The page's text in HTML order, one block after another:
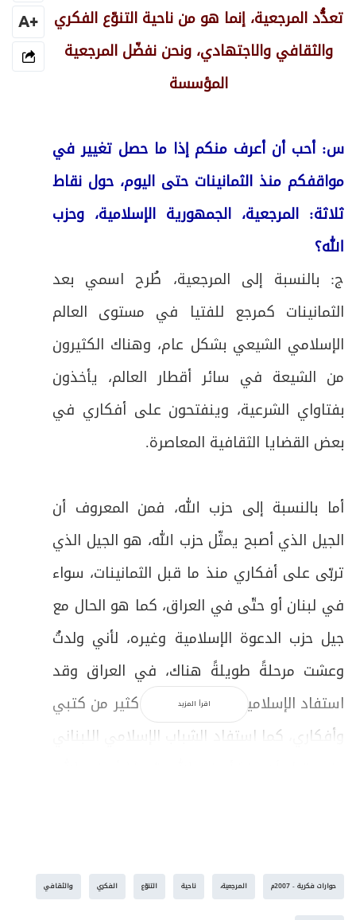
تعدُّد المرجعية، إنما هو من ناحية التنوّع الفكري
والثقافي والاجتهادي، ونحن نفضّل المرجعية
المؤسسة
س: أحب أن أعرف منكم إذا ما حصل تغيير في
مواقفكم منذ الثمانينات حتى اليوم، حول نقاط
ثلاثة: المرجعية، الجمهورية الإسلامية، وحزب
الله؟
ج: بالنسبة إلى المرجعية، طُرح اسمي بعد
الثمانينات كمرجع للفتيا في مستوى العالم
الإسلامي الشيعي بشكل عام، وهناك الكثيرون
من الشيعة في سائر أقطار العالم، يأخذون
بفتاواي الشرعية، وينفتحون على أفكاري في
بعض القضايا الثقافية المعاصرة.
أما بالنسبة إلى حزب الله، فمن المعروف أن
الجيل الذي أصبح يمثّل حزب الله، هو الجيل الذي
تربّى على أفكاري منذ ما قبل الثمانينات، سواء
في لبنان أو حتّى في العراق، كما هو الحال مع
جيل حزب الدعوة الإسلامية وغيره، لأني ولدتُ
وعشت مرحلةً طويلةً هناك، في العراق وقد
استفاد الإسلاميون العراقيون من كثير من كتبي
وأفكاري، كما استفاد الشباب الإسلامي اللبناني
أدعمها، وإذا لم أوافق لا أدعمها".
اقرأ المزيد
+A
حوارات فكرية - 2007م المرجعية، ناحية التنوّع الفكري والثقافي